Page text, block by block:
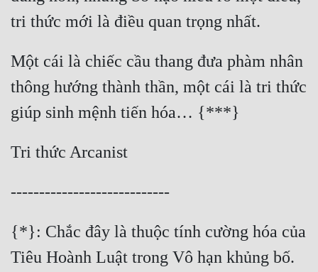
Một cái là chiếc cầu thang đưa phàm nhân
thông hướng thành thần, một cái là tri thức
{*}: Chắc đây là thuộc tính cường hóa của